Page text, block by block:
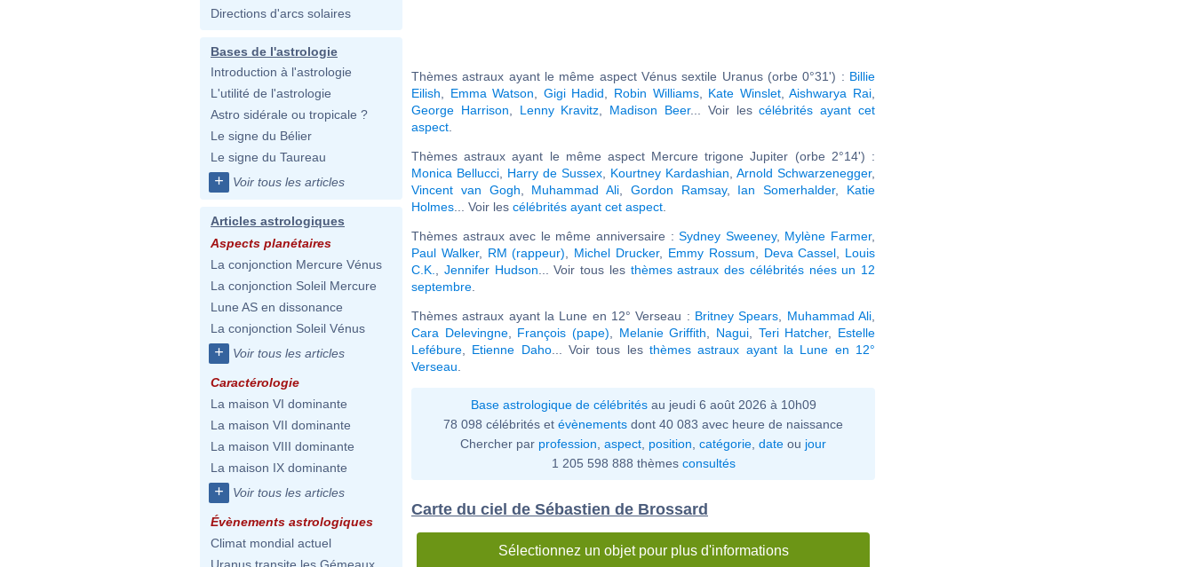
Directions d'arcs solaires
Bases de l'astrologie
Introduction à l'astrologie
L'utilité de l'astrologie
Astro sidérale ou tropicale ?
Le signe du Bélier
Le signe du Taureau
+ Voir tous les articles
Articles astrologiques
Aspects planétaires
La conjonction Mercure Vénus
La conjonction Soleil Mercure
Lune AS en dissonance
La conjonction Soleil Vénus
+ Voir tous les articles
Caractérologie
La maison VI dominante
La maison VII dominante
La maison VIII dominante
La maison IX dominante
+ Voir tous les articles
Évènements astrologiques
Climat mondial actuel
Thèmes astraux ayant le même aspect Vénus sextile Uranus (orbe 0°31') : Billie
Eilish
Emma Watson Gigi Hadid Robin Williams, Kate Winslet,Aishwarya Rai
George Harrison
Lenny Kravitz Madison Beer... Voir lescélébrités ayant cet
aspect
Thèmes astraux ayant le même aspect Mercure trigone Jupiter (orbe 2°14') :
Monica Bellucci
Harry de Sussex Kourtney Kardashian Arnold Schwarzenegger,
Vincent van Gogh
Muhammad Ali Gordon Ramsay, Ian Somerhalder, Katie
Holmes ... Voir les célébrités ayant cet aspect
Thèmes astraux avec le même anniversaire :Sydney Sweeney, Mylène Farmer,
Paul Walker, RM (rappeur) Michel Drucker, Emmy Rossum Deva Cassel
Louis
C.K.
Jennifer Hudson ... Voir tous les thèmes astraux des célébrités nées un 12
septembre
Thèmes astraux ayant la Lune en 12° Verseau : Britney Spears Muhammad Ali
Cara Delevingne, François (pape) Melanie Griffith Nagui Teri Hatcher, Estelle
Lefébure
Etienne Daho... Voir tous lesthèmes astraux ayant la Lune en 12°
Verseau
Base astrologique de célébritésau jeudi 6 août 2026 à 10h09
78 098 célébrités et évènements dont 40 083 avec heure de naissance
Chercher par profession aspect position catégorie date ou jour
1 205 598 888 thèmes consultés
Carte du ciel de Sébastien de Brossard
Sélectionnez un objet pour plus d'informations